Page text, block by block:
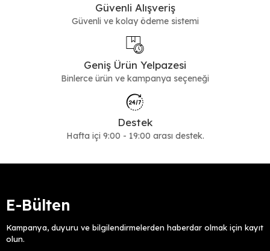
Güvenli Alışveriş
Güvenli ve kolay ödeme sistemi
Geniş Ürün Yelpazesi
Binlerce ürün ve kampanya seçeneği
Destek
Hafta içi 9:00 - 19:00 arası destek.
E-Bülten
Kampanya, duyuru ve bilgilendirmelerden haberdar olmak için kayıt
olun.